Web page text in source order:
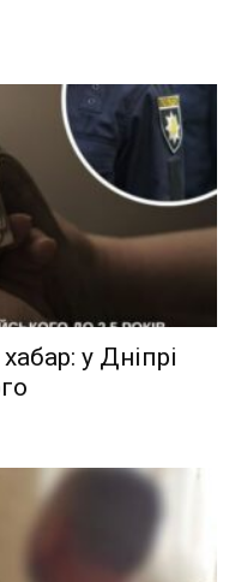
у Дніпрі